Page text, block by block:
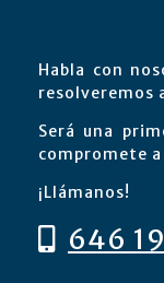
Habla con
resolveremos
Será una
compromete a
¡Llámanos!
646